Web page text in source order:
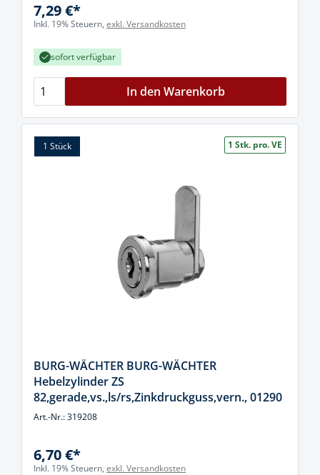
7,29 €*
Inkl. 19% Steuern, exkl. Versandkosten
sofort verfügbar
In den Warenkorb
1 Stück 1 Stk. pro. VE
BURG-WÄCHTER BURG-WÄCHTER
Hebelzylinder ZS
82,gerade,vs.,ls/rs,Zinkdruckguss,vern., 01290
Art.-Nr.: 319208
6,70 €*
Inkl. 19% Steuern, exkl. Versandkosten